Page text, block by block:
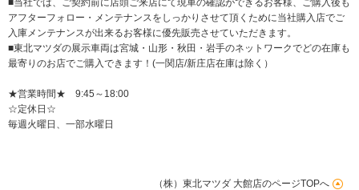
■当社では、ご契約前に店頭ご来店にて現車の確認ができるお客様、ご購入後も
アフターフォロー・メンテナンスをしっかりさせて頂くために当社購入店でご
入庫メンテナンスが出来るお客様に優先販売させていただきます。
■東北マツダの展示車両は宮城・山形・秋田・岩手のネットワークでどの在庫も
最寄りのお店でご購入できます！(一関店/新庄店在庫は除く）
★営業時間★ 9:45～18:00
☆定休日☆
毎週火曜日、一部水曜日
（株）東北マツダ 大館店のページTOPへ